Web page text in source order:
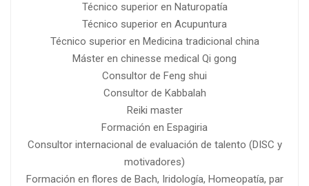
Técnico superior en Naturopatía
Técnico superior en Acupuntura
Técnico superior en Medicina tradicional china
Máster en chinesse medical Qi gong
Consultor de Feng shui
Consultor de Kabbalah
Reiki master
Formación en Espagiria
Consultor internacional de evaluación de talento (DISC y
motivadores)
Formación en flores de Bach, Iridología, Homeopatía, par